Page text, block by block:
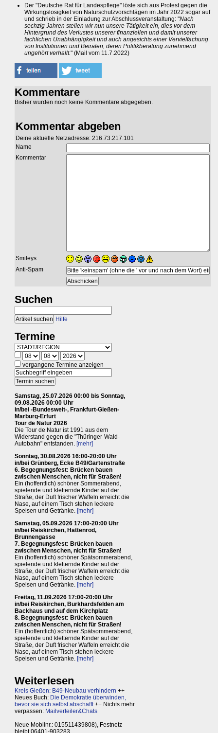
Der "Deutsche Rat für Landespflege" löste sich aus Protest gegen die
Wirkungslosigkeit von Naturschutzvorschlägen im Jahr 2022 sogar auf
und schrieb in der Einladung zur Abschlussveranstaltung: "Nach
sechzig Jahren stellen wir nun unsere Tätigkeit ein, dies vor dem
Hintergrund des Verlustes unserer finanziellen und damit unserer
fachlichen Unabhängigkeit und auch angesichts einer Vervielfachung
von Institutionen und Beiräten, deren Politikberatung zunehmend
ungehört verhallt." (Mail vom 11.7.2022)
Kommentare
Bisher wurden noch keine Kommentare abgegeben.
Kommentar abgeben
Deine aktuelle Netzadresse: 216.73.217.101
Name
Kommentar
Smileys
Anti-Spam
Suchen
Hilfe
Termine
vergangene Termine anzeigen
Samstag, 25.07.2026 00:00 bis Sonntag,
09.08.2026 00:00 Uhr
in/bei -Bundesweit-, Frankfurt-Gießen-
Marburg-Erfurt
Tour de Natur 2026
Die Tour de Natur ist 1991 aus dem
Widerstand gegen die "Thüringer-Wald-
Autobahn" entstanden. [mehr]
Sonntag, 30.08.2026 16:00-20:00 Uhr
in/bei Grünberg, Ecke B49/Gartenstraße
6. Begegnungsfest: Brücken bauen
zwischen Menschen, nicht für Straßen!
Ein (hoffentlich) schöner Sommerabend,
spielende und kletternde Kinder auf der
Straße, der Duft frischer Waffeln erreicht die
Nase, auf einem Tisch stehen leckere
Speisen und Getränke. [mehr]
Samstag, 05.09.2026 17:00-20:00 Uhr
in/bei Reiskirchen, Hattenrod,
Brunnengasse
7. Begegnungsfest: Brücken bauen
zwischen Menschen, nicht für Straßen!
Ein (hoffentlich) schöner Spätsommerabend,
spielende und kletternde Kinder auf der
Straße, der Duft frischer Waffeln erreicht die
Nase, auf einem Tisch stehen leckere
Speisen und Getränke. [mehr]
Freitag, 11.09.2026 17:00-20:00 Uhr
in/bei Reiskirchen, Burkhardsfelden am
Backhaus und auf dem Kirchplatz
8. Begegnungsfest: Brücken bauen
zwischen Menschen, nicht für Straßen!
Ein (hoffentlich) schöner Spätsommerabend,
spielende und kletternde Kinder auf der
Straße, der Duft frischer Waffeln erreicht die
Nase, auf einem Tisch stehen leckere
Speisen und Getränke. [mehr]
Weiterlesen
Kreis Gießen: B49-Neubau verhindern ++
Neues Buch: Die Demokratie überwinden,
bevor sie sich selbst abschafft++ Nichts mehr
verpassen: Mailverteiler&Chats
Neue Mobilnr.: 015511439808), Festnetz